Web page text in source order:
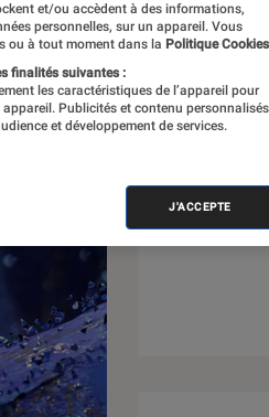
Sélection
et/ou accèdent à des informations,
personnelles, sur un appareil. Vous
ou à tout moment dans la Politique
finalités suivantes :
les caractéristiques de l’appareil pour
Publicités et contenu
et développement de services.
J'ACCEPTE